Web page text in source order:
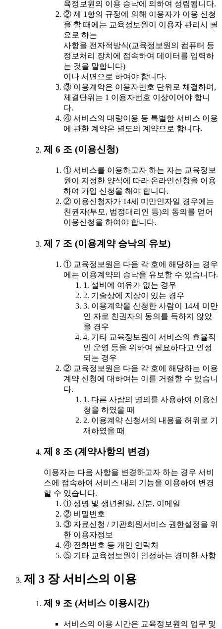
육정보원의 이용 승낙에 의하여 성립됩니다.
② 제 1항의 규정에 의해 이용자가 이용 신청
을 할 때에는 교육정보원이 이용자 관리시 필
요로 하는
사항을 전자적방식(교육정보원의 컴퓨터 등
정보처리 장치에 접속하여 데이터를 입력하
는 것을 말합니다)
이나 서면으로 하여야 합니다.
③ 이용계약은 이용자번호 단위로 체결하며,
체결단위는 1 이용자번호 이상이어야 합니
다.
④ 서비스의 대량이용 등 특별한 서비스 이용
에 관한 계약은 별도의 계약으로 합니다.
제 6 조 (이용신청)
① 서비스를 이용하고자 하는 자는 교육정보
원이 지정한 양식에 따라 온라인신청을 이용
하여 가입 신청을 해야 합니다.
② 이용신청자가 14세 미만인자일 경우에는
친권자(부모, 법정대리인 등)의 동의를 얻어
이용신청을 하여야 합니다.
제 7 조 (이용계약 승낙의 유보)
① 교육정보원은 다음 각 호에 해당하는 경우
에는 이용계약의 승낙을 유보할 수 있습니다.
1. 설비에 여유가 없는 경우
2. 기술상에 지장이 있는 경우
3. 이용계약을 신청한 사람이 14세 미만
인 자로 친권자의 동의를 득하지 않았
을 경우
4. 기타 교육정보원이 서비스의 효율적
인 운영 등을 위하여 필요하다고 인정
되는 경우
② 교육정보원은 다음 각 호에 해당하는 이용
계약 신청에 대하여는 이를 거절할 수 있습니
다.
1. 다른 사람의 명의를 사용하여 이용신
청을 하였을 때
2. 이용계약 신청서의 내용을 허위로 기
재하였을 때
제 8 조 (계약사항의 변경)
이용자는 다음 사항을 변경하고자 하는 경우 서비
스에 접속하여 서비스 내의 기능을 이용하여 변경
할 수 있습니다.
① 성명 및 생년월일, 신분, 이메일
② 비밀번호
③ 자료신청 / 기관회원서비스 권한설정을 위
한 이용자정보
④ 전화번호 등 개인 연락처
⑤ 기타 교육정보원이 인정하는 경미한 사항
제 3 장 서비스의 이용
제 9 조 (서비스 이용시간)
서비스의 이용 시간은 교육정보원의 업무 및